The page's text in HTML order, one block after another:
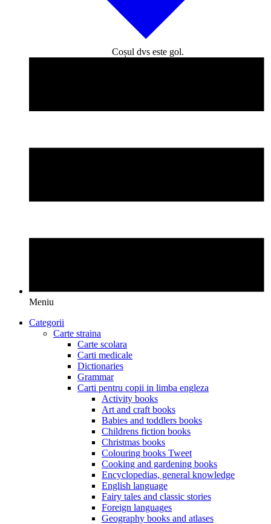
Coșul dvs este gol.
Meniu
Categorii
Carte straina
Carte scolara
Carti medicale
Dictionaries
Grammar
Carti pentru copii in limba engleza
Activity books
Art and craft books
Babies and toddlers books
Childrens fiction books
Christmas books
Colouring books Tweet
Cooking and gardening books
Encyclopedias, general knowledge
English language
Fairy tales and classic stories
Foreign languages
Geography books and atlases